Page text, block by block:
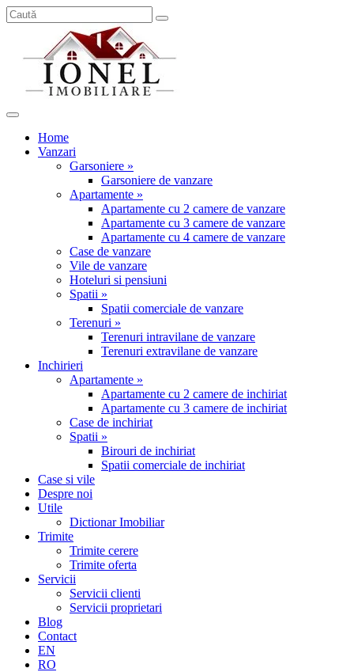
Home
Vanzari
Garsoniere »
Garsoniere de vanzare
Apartamente »
Apartamente cu 2 camere de vanzare
Apartamente cu 3 camere de vanzare
Apartamente cu 4 camere de vanzare
Case de vanzare
Vile de vanzare
Hoteluri si pensiuni
Spatii »
Spatii comerciale de vanzare
Terenuri »
Terenuri intravilane de vanzare
Terenuri extravilane de vanzare
Inchirieri
Apartamente »
Apartamente cu 2 camere de inchiriat
Apartamente cu 3 camere de inchiriat
Case de inchiriat
Spatii »
Birouri de inchiriat
Spatii comerciale de inchiriat
Case si vile
Despre noi
Utile
Dictionar Imobiliar
Trimite
Trimite cerere
Trimite oferta
Servicii
Servicii clienti
Servicii proprietari
Blog
Contact
EN
RO